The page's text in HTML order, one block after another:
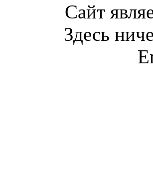
Сайт
Здесь